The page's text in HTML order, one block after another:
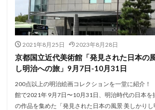
2021年8月25日 2023年8月28日
京都国立近代美術館「発見された日本の
し明治への旅」9月7日-10月31日
200点以上の明治絵画コレクションを一堂に紹介
館で2021年 9月7日〜10月31日、明治時代の日本を
の作品を集めた「発見された日本の風景 美しかり